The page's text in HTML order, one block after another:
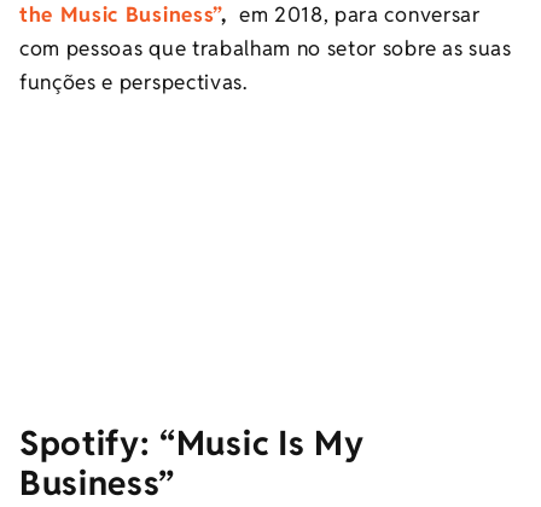
the Music Business”, em 2018, para conversar
com pessoas que trabalham no setor sobre as suas
funções e perspectivas.
Spotify: “Music Is My
Business”